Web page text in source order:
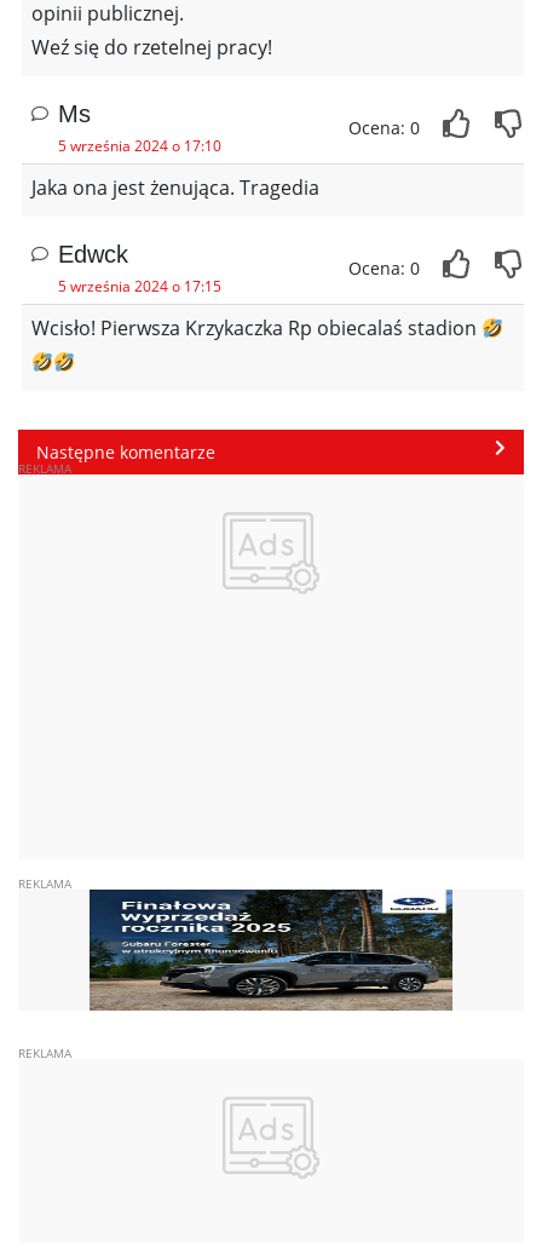
opinii publicznej.
Weź się do rzetelnej pracy!
Ms
5 września 2024 o 17:10
Ocena: 0
Jaka ona jest żenująca. Tragedia
Edwck
5 września 2024 o 17:15
Ocena: 0
Wcisło! Pierwsza Krzykaczka Rp obiecalaś stadion
Następne komentarze